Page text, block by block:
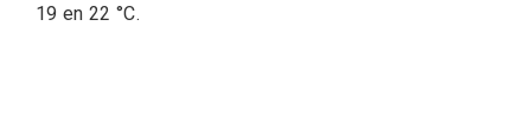
19 en 22 °C.